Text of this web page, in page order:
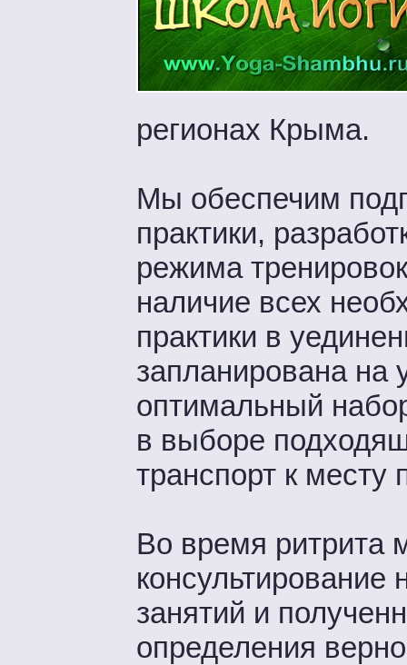
регионах Крыма.
Мы обеспечим
практики,
режима
наличие всех
практики в
запланирована на
оптимальный
в выборе
транспорт к месту
Во время ритрита
консультирование
занятий и
определения